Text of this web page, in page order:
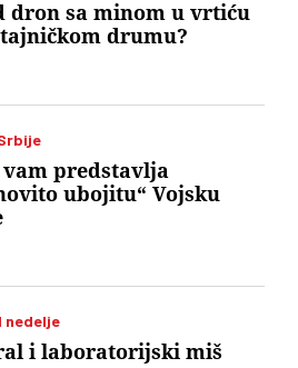
dron sa minom u vrtiću
drumu?
vam predstavlja
ubojitu“ Vojsku
nedelje
i laboratorijski miš